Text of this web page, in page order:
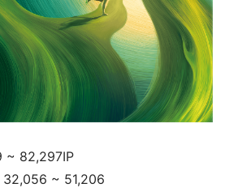
~ 82,297IP
32,056 ~ 51,206